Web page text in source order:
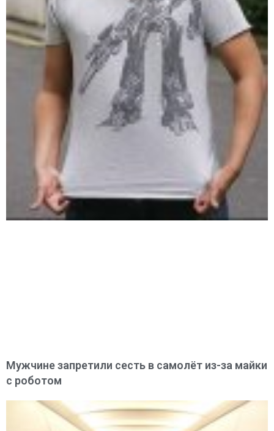
Мужчине запретили сесть в самолёт из-за майки
с роботом